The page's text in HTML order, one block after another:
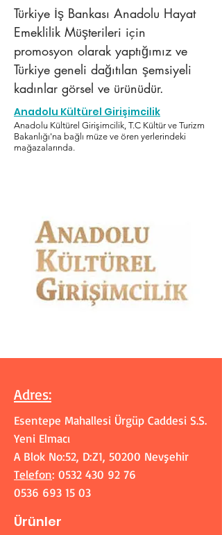
Türkiye İş Bankası Anadolu Hayat
Emeklilik Müşterileri için
promosyon olarak yaptığımız ve
Türkiye geneli dağıtılan şemsiyeli
kadınlar görsel ve ürünüdür.
Anadolu Kültürel Girişimcilik
Anadolu Kültürel Girişimcilik, T.C Kültür ve Turizm
Bakanlığı'na bağlı müze ve ören yerlerindeki
mağazalarında.
Adres:
Esentepe Mahallesi Ürgüp Caddesi S.S.
Yeni Elmacı
A Blok No:52, D:Z1, 50200 Nevşehir
Telefon: 0532 430 92 76
0536 693 15 03
Ürünler